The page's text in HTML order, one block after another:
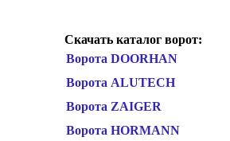
Скачать каталог ворот:
Ворота DOORHAN
Ворота ALUTECH
Ворота ZAIGER
Ворота HORMANN